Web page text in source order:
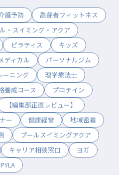
護予防
高齢者フィットネス
・スイミング・アクア
ピラティス
キッズ
ディカル
パーソナルジム
ーニング
理学療法士
養成コース
プロテイン
【編集部正直レビュー】
ー 健康経営
地域密着
プールスイミングアクア
キャリア相談窓口
ヨガ
PYLA